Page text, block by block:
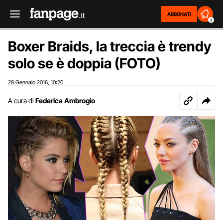
ABBONATI
2
Boxer Braids, la treccia è trendy
solo se è doppia (FOTO)
28 Gennaio 2016 10:20
A cura di Federica Ambrogio